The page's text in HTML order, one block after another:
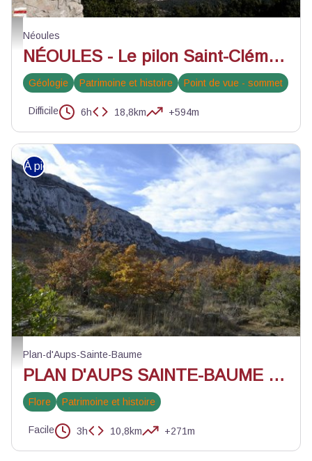
Le pilon de Saint-Clément - Carole D'Antuoni - PNR Sainte-Baume
Néoules
NÉOULES - Le pilon Saint-Clément
Géologie Patrimoine et histoire Point de vue - sommet
Difficile 6h 18,8km +594m
Vue sur la montagne de la Sainte-Baume - Andrea Fernandez - PNR Sainte-
À pied
Plan-d'Aups-Sainte-Baume
PLAN D'AUPS SAINTE-BAUME - Du sentier Merveilleux à l'oratoire de Miette
Flore Patrimoine et histoire
Facile 3h 10,8km +271m